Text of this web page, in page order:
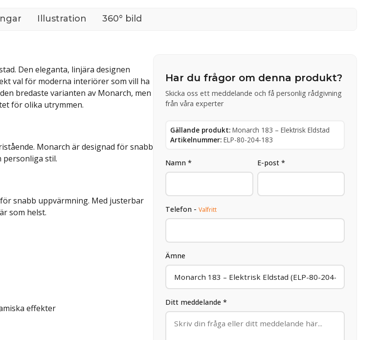
Illustration 360° bild
Den eleganta, linjära designen
val för moderna interiörer som vill ha
bredaste varianten av Monarch, men
för olika utrymmen.
Monarch är designad för snabb
personliga stil.
snabb uppvärmning. Med justerbar
som helst.
effekter
Har du frågor om denna produkt?
Skicka oss ett meddelande och få personlig rådgivning
från våra experter
Gällande produkt: Monarch 183 – Elektrisk Eldstad
Artikelnummer: ELP-80-204-183
Namn * E-post *
Telefon -Valfritt
Ämne
Ditt meddelande *